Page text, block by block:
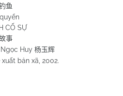
鱼
CỐ SỰ
事
Ngọc Huy 杨玉辉
bản xã, 2002.